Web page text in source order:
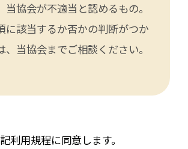
当協会が不適当と認めるもの。
に該当するか否かの判断がつか
、当協会までご相談ください。
利用規程に同意します。